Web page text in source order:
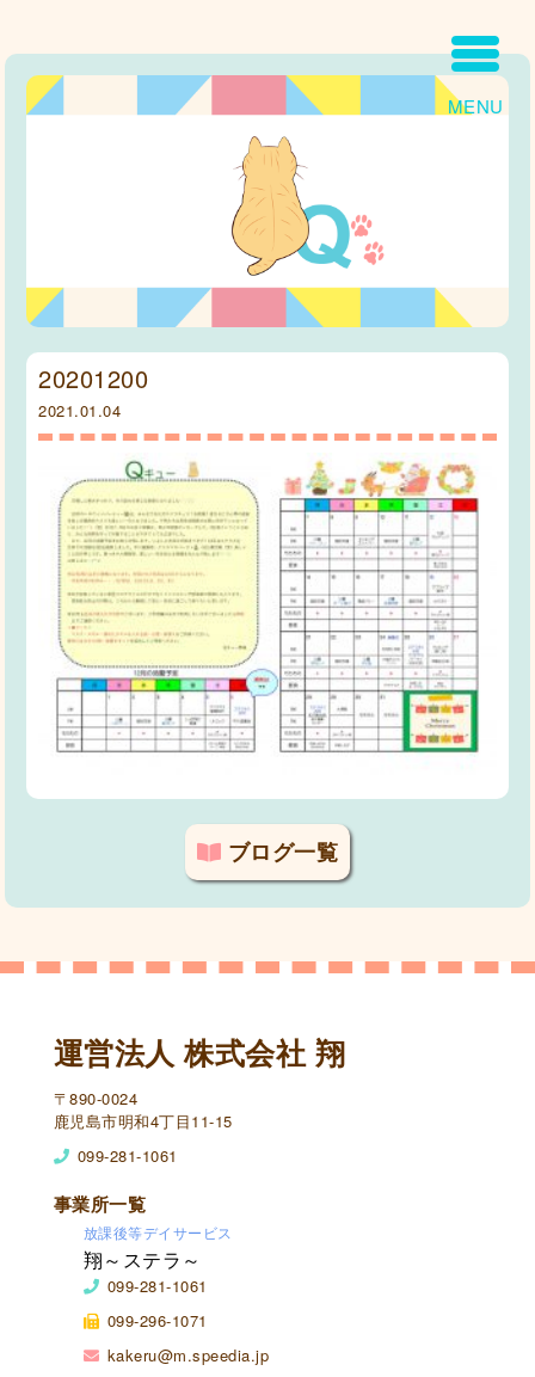
MENU
20201200
2021.01.04
ブログ一覧
運営法人 株式会社 翔
〒890-0024
鹿児島市明和4丁目11-15
099-281-1061
事業所一覧
放課後等デイサービス
翔～ステラ～
099-281-1061
099-296-1071
kakeru@m.speedia.jp